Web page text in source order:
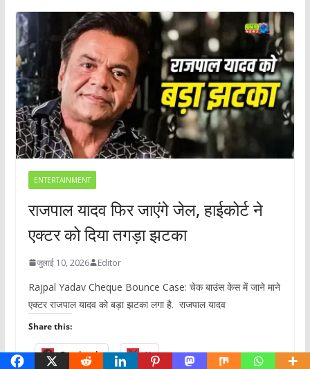
ENTERTAINMENT
राजपाल यादव फिर जाएंगे जेल, हाईकोर्ट ने
एक्टर को दिया तगड़ा झटका
जुलाई 10, 2026 Editor
Rajpal Yadav Cheque Bounce Case: चेक बाउंस केस में जाने माने
एक्टर राजपाल यादव को बड़ा झटका लगा है. राजपाल यादव
Share this:
Facebook X